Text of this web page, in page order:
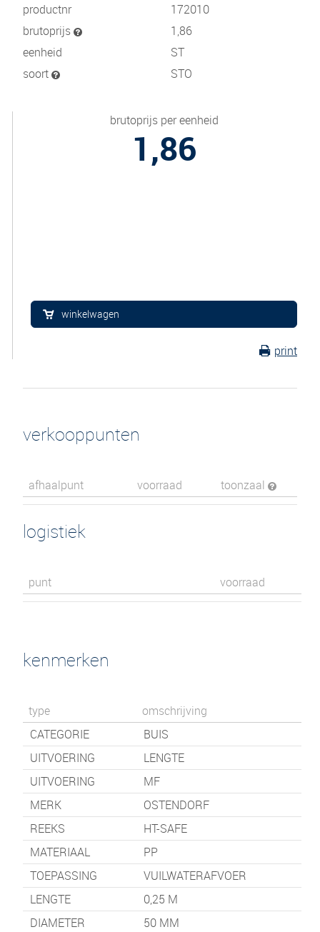
productnr
172010
brutoprijs
1,86
eenheid
ST
soort
STO
brutoprijs per eenheid
1,86
winkelwagen
print
verkooppunten
afhaalpunt voorraad toonzaal
logistiek
punt voorraad
kenmerken
type
omschrijving
CATEGORIE
BUIS
UITVOERING
LENGTE
UITVOERING
MF
MERK
OSTENDORF
REEKS
HT-SAFE
MATERIAAL
PP
TOEPASSING
VUILWATERAFVOER
LENGTE
0,25 M
DIAMETER
50 MM